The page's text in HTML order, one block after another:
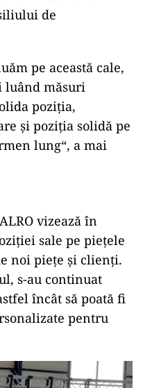
de
pe această cale,
luând măsuri
poziția,
și poziția solidă pe
lung“, a mai
vizează în
sale pe piețele
noi piețe și clienți.
s-au continuat
încât să poată fi
pentru